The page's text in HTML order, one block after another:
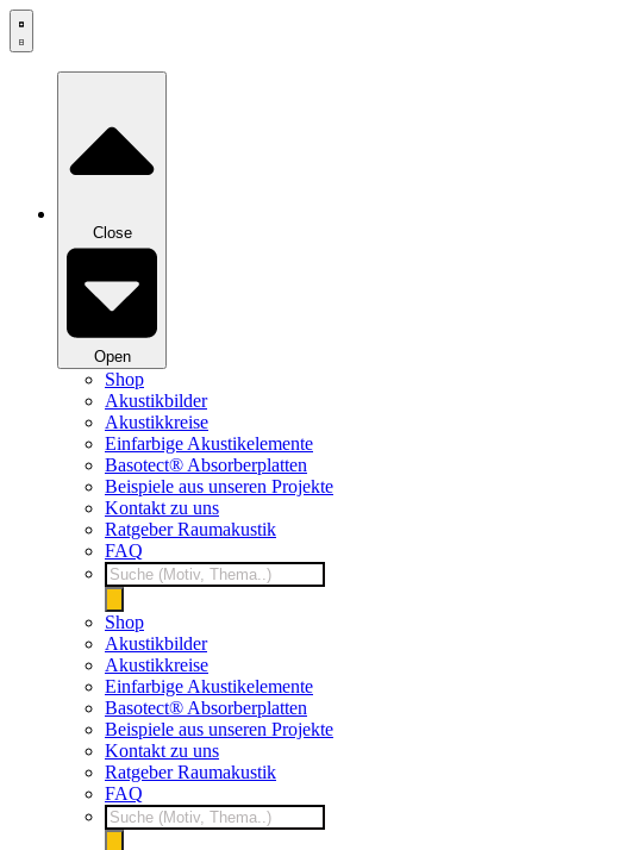
Zum
Inhalt
Close
Open
Shop
Akustikbilder
Akustikkreise
Einfarbige Akustikelemente
Basotect® Absorberplatten
Beispiele aus unseren Projekte
Kontakt zu uns
Ratgeber Raumakustik
FAQ
Products
search
Shop
Akustikbilder
Akustikkreise
Einfarbige Akustikelemente
Basotect® Absorberplatten
Beispiele aus unseren Projekte
Kontakt zu uns
Ratgeber Raumakustik
FAQ
Products
search